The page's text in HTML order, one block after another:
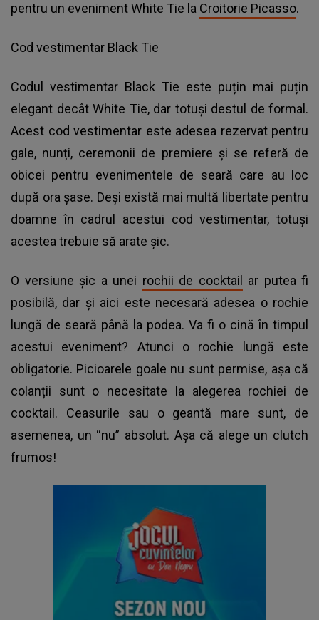
pentru un eveniment White Tie la Croitorie Picasso.
Cod vestimentar Black Tie
Codul vestimentar Black Tie este puțin mai puțin
elegant decât White Tie, dar totuși destul de formal.
Acest cod vestimentar este adesea rezervat pentru
gale, nunți, ceremonii de premiere și se referă de
obicei pentru evenimentele de seară care au loc
după ora șase. Deși există mai multă libertate pentru
doamne în cadrul acestui cod vestimentar, totuși
acestea trebuie să arate șic.
O versiune șic a unei rochii de cocktail
ar putea fi
posibilă, dar și aici este necesară adesea o rochie
lungă de seară până la podea. Va fi o cină în timpul
acestui eveniment? Atunci o rochie lungă este
obligatorie. Picioarele goale nu sunt permise, așa că
colanții sunt o necesitate la alegerea rochiei de
cocktail. Ceasurile sau o geantă mare sunt, de
asemenea, un “nu” absolut. Așa că alege un clutch
frumos!